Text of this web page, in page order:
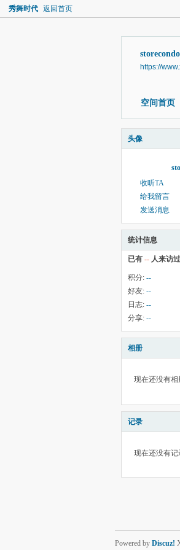
秀舞时代 返回首页
https://
空间首页
头像
收听TA
给我留言
发送消息
统计信息
已有 -- 人来访过
积分: --
好友: --
日志: --
分享: --
相册
现在还没有相
记录
现在还没有记
Powered by Discuz!